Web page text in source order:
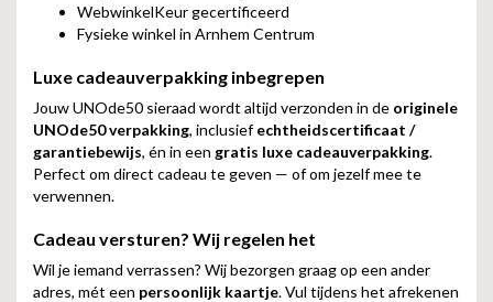
WebwinkelKeur gecertificeerd
Fysieke winkel in Arnhem Centrum
Luxe cadeauverpakking inbegrepen
Jouw UNOde50 sieraad wordt altijd verzonden in de originele
UNOde50 verpakking, inclusiefechtheidscertificaat /
garantiebewijs, én in een gratis luxe cadeauverpakking.
Perfect om direct cadeau te geven — of om jezelf mee te
verwennen.
Cadeau versturen? Wij regelen het
Wil je iemand verrassen? Wij bezorgen graag op een ander
adres, mét een persoonlijk kaartje. Vul tijdens het afrekenen